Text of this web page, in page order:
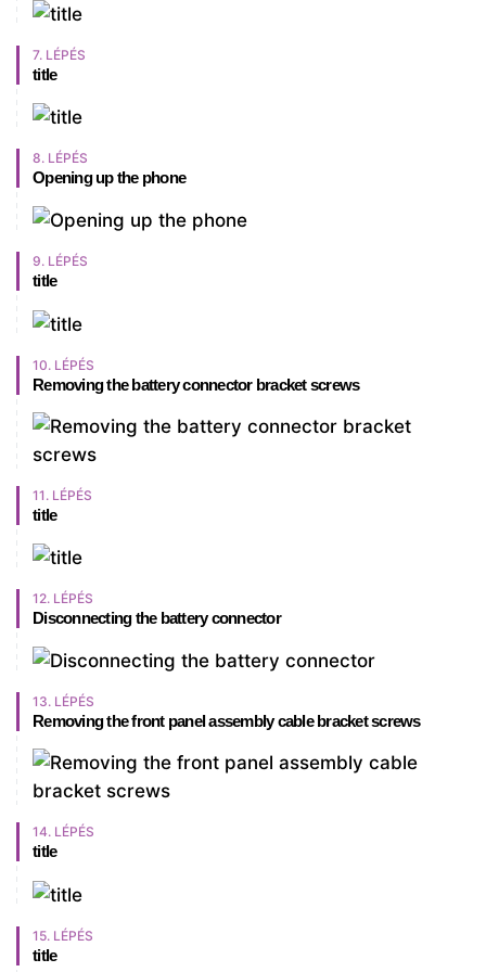
7. LÉPÉS
title
8. LÉPÉS
Opening up the phone
9. LÉPÉS
title
10. LÉPÉS
Removing the battery connector bracket screws
11. LÉPÉS
title
12. LÉPÉS
Disconnecting the battery connector
13. LÉPÉS
Removing the front panel assembly cable bracket screws
14. LÉPÉS
title
15. LÉPÉS
title